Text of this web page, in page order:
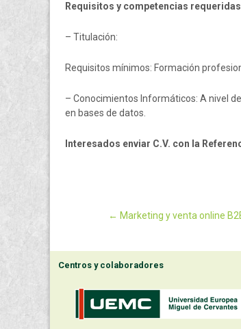
Requisitos y competencias requeridas
– Titulación:
Requisitos mínimos: Formación
– Conocimientos Informáticos: A nivel
en bases de datos.
Interesados enviar C.V. con la
Post
← Marketing y venta online
Centros y colaboradores